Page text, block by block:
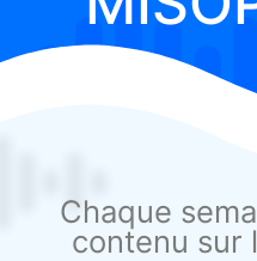
Chaque
contenu sur